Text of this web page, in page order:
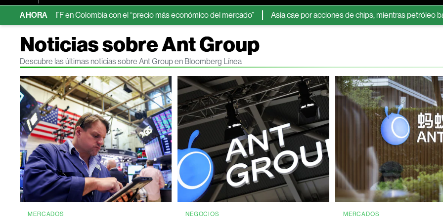
AHORA
ETF en Colombia con el “precio más económico del mercado” Asia cae por acciones de chips, mientras petróleo baja por
Noticias sobre Ant Group
Descubre las últimas noticias sobre Ant Group en Bloomberg Línea
MERCADOS NEGOCIOS MERCADOS